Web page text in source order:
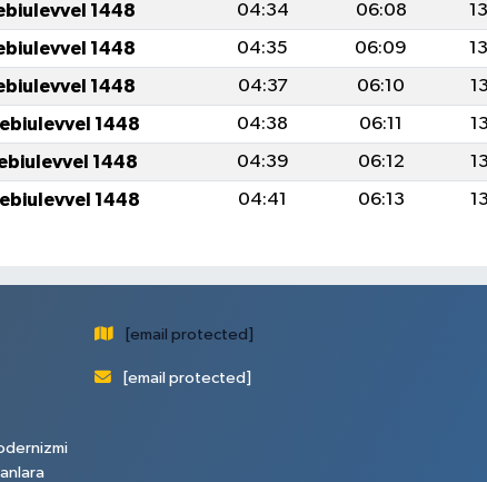
1448 04:34 06:08
1448 04:35 06:09
1448 04:37 06:10
1448 04:38 06:11
1448 04:39 06:12
1448 04:41 06:13
[email protected]
[email protected]